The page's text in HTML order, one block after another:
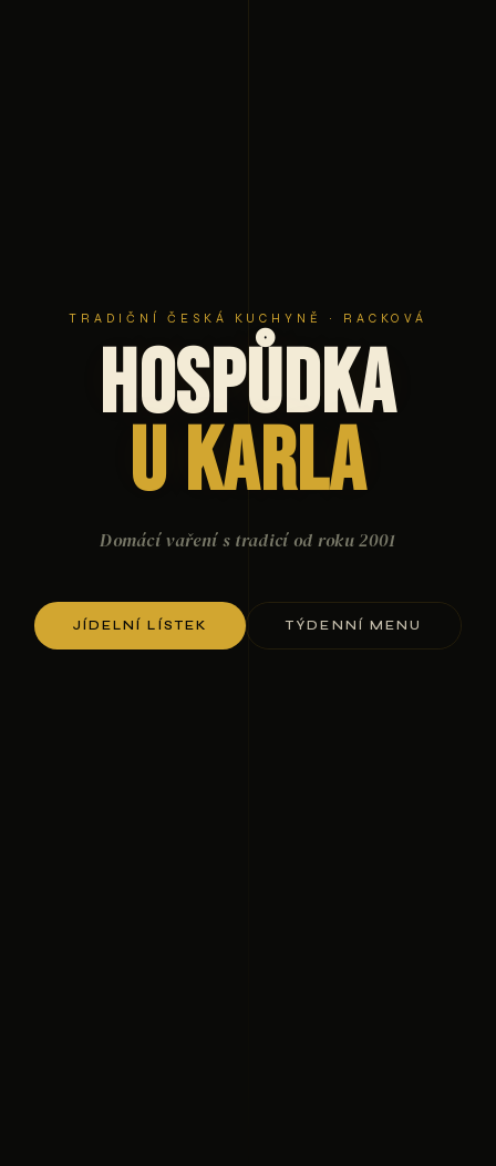
TRADIČNÍ ČESKÁ KUCHYNĚ · RACKOVÁ
Hospůdka
U Karla
Domácí vaření s tradicí od roku 2001
JÍDELNÍ LÍSTEK TÝDENNÍ MENU